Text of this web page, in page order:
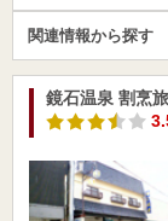
関連情報から探す
鏡石温泉 割烹